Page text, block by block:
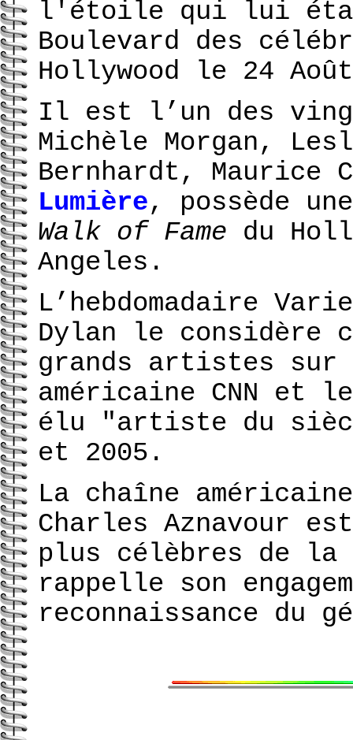
l'étoile qui lui
Boulevard des
Hollywood le 24
Il est l’un des
Michèle Morgan,
Bernhardt, Maurice
Lumière, possède
Walk of Fame du
Angeles.
L’hebdomadaire
Dylan le considère
grands artistes sur
américaine CNN et
élu "artiste du
et 2005.
La chaîne
Charles Aznavour
plus célèbres de la
rappelle son
reconnaissance du